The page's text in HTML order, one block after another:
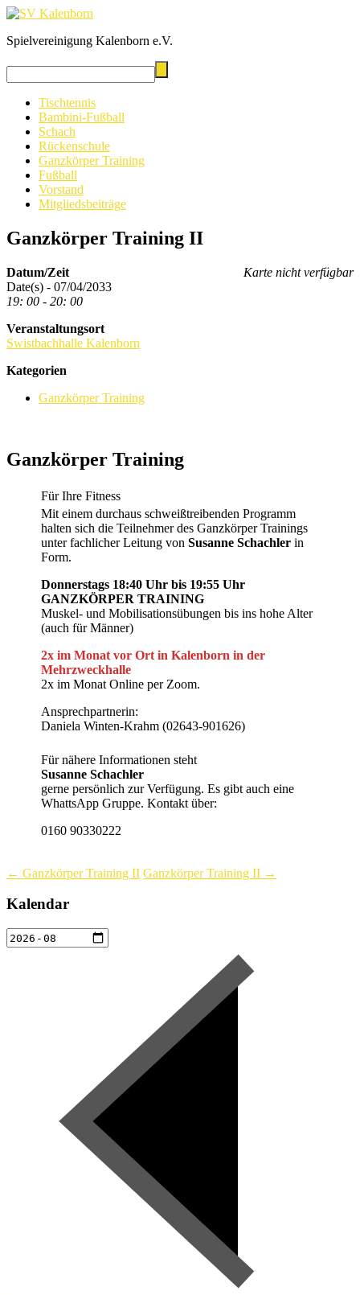
Spielvereinigung Kalenborn e.V.
Tischtennis
Bambini-Fußball
Schach
Rückenschule
Ganzkörper Training
Fußball
Vorstand
Mitgliedsbeiträge
Ganzkörper Training II
Karte nicht verfügbar
Datum/Zeit
Date(s) - 07/04/2033
19: 00 - 20: 00
Veranstaltungsort
Swistbachhalle Kalenborn
Kategorien
Ganzkörper Training
Ganzkörper Training
Für Ihre Fitness
Mit einem durchaus schweißtreibenden Programm
halten sich die Teilnehmer des Ganzkörper Trainings
unter fachlicher Leitung von Susanne Schachler in
Form.
Donnerstags 18:40 Uhr bis 19:55 Uhr
GANZKÖRPER TRAINING
Muskel- und Mobilisationsübungen bis ins hohe Alter
(auch für Männer)
2x im Monat vor Ort in Kalenborn in der
Mehrzweckhalle
2x im Monat Online per Zoom.
Ansprechpartnerin:
Daniela Winten-Krahm (02643-901626)
Für nähere Informationen steht
Susanne Schachler
gerne persönlich zur Verfügung. Es gibt auch eine
WhattsApp Gruppe. Kontakt über:
0160 90330222
← Ganzkörper Training II Ganzkörper Training II →
Kalendar